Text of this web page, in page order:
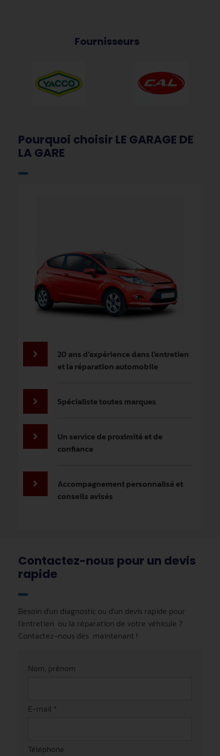
Fournisseurs
Pourquoi choisir LE GARAGE DE
LA GARE
20 ans d’expérience dans l'entretien
et la réparation automobile
Spécialiste toutes marques
Un service de proximité et de
confiance
Accompagnement personnalisé et
conseils avisés
Contactez-nous pour un devis
rapide
Besoin d'un diagnostic ou d'un devis rapide pour
l'entretien ou la réparation de votre véhicule ?
Contactez-nous dès maintenant !
Nom, prénom
E-mail *
Téléphone